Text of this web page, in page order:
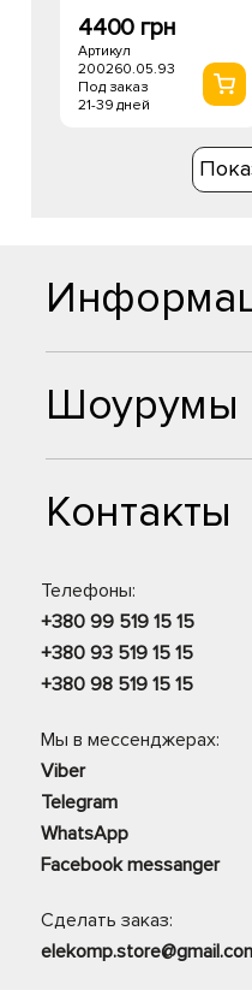
4400 грн
Артикул
200260.05.93
Под заказ
21-39 дней
Шоурумы
Контакты
Телефоны:
+380 99 519 15 15
+380 93 519 15 15
+380 98 519 15 15
Мы в мессенджерах:
Viber
Telegram
WhatsApp
Facebook messanger
Сделать заказ: